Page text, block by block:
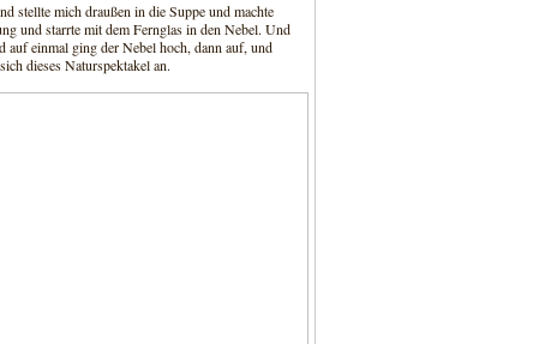
stellte mich draußen in die Suppe und machte
und starrte mit dem Fernglas in den Nebel. Und
einmal ging der Nebel hoch, dann auf, und
dieses Naturspektakel an.